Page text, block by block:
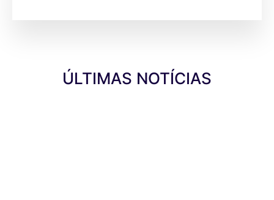
ÚLTIMAS NOTÍCIAS